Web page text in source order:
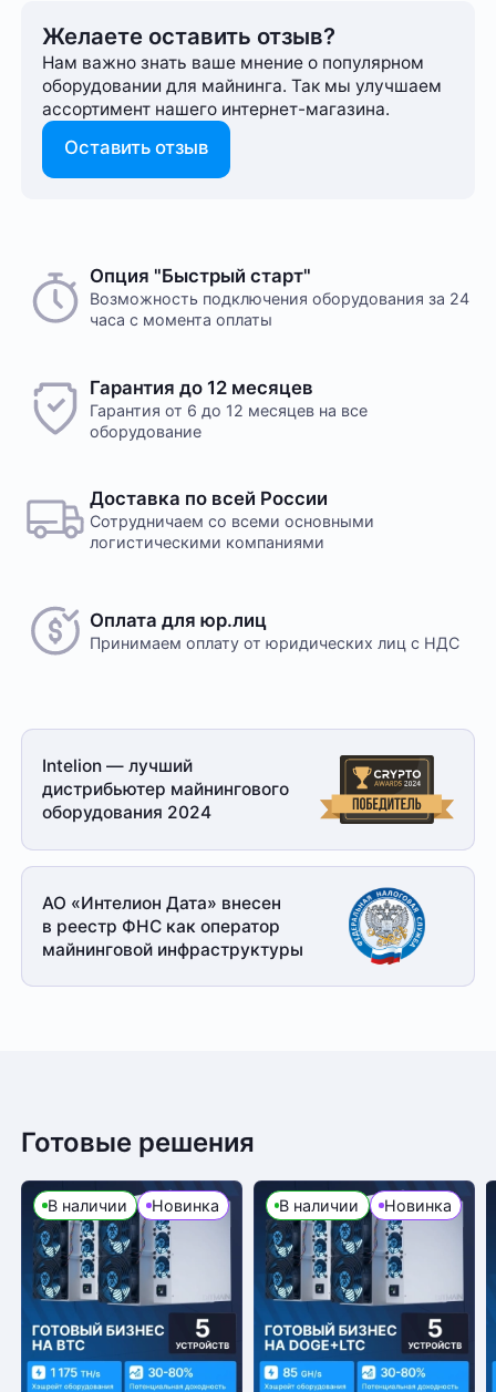
Желаете оставить отзыв?
Нам важно знать ваше мнение о популярном
оборудовании для майнинга. Так мы улучшаем
ассортимент нашего интернет-⁠магазина.
Оставить отзыв
Опция "Быстрый старт"
Возможность подключения оборудования за 24
часа с момента оплаты
Гарантия до 12 месяцев
Гарантия от 6 до 12 месяцев на все
оборудование
Доставка по всей России
Сотрудничаем со всеми основными
логистическими компаниями
Оплата для юр.лиц
Принимаем оплату от юридических лиц с НДС
Intelion — лучший
дистрибьютер майнингового
оборудования 2024
АО «Интелион Дата» внесен
в реестр ФНС как оператор
майнинговой инфраструктуры
Готовые решения
В наличии Новинка В наличии Новинка